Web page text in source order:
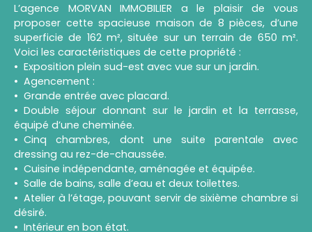
L’agence MORVAN IMMOBILIER a le plaisir de vous
proposer cette spacieuse maison de 8 pièces, d’une
superficie de 162 m², située sur un terrain de 650 m².
Voici les caractéristiques de cette propriété :
Exposition plein sud-est avec vue sur un jardin.
Agencement :
Grande entrée avec placard.
Double séjour donnant sur le jardin et la terrasse,
équipé d’une cheminée.
Cinq chambres, dont une suite parentale avec
dressing au rez-de-chaussée.
Cuisine indépendante, aménagée et équipée.
Salle de bains, salle d’eau et deux toilettes.
Atelier à l’étage, pouvant servir de sixième chambre si
désiré.
Intérieur en bon état.